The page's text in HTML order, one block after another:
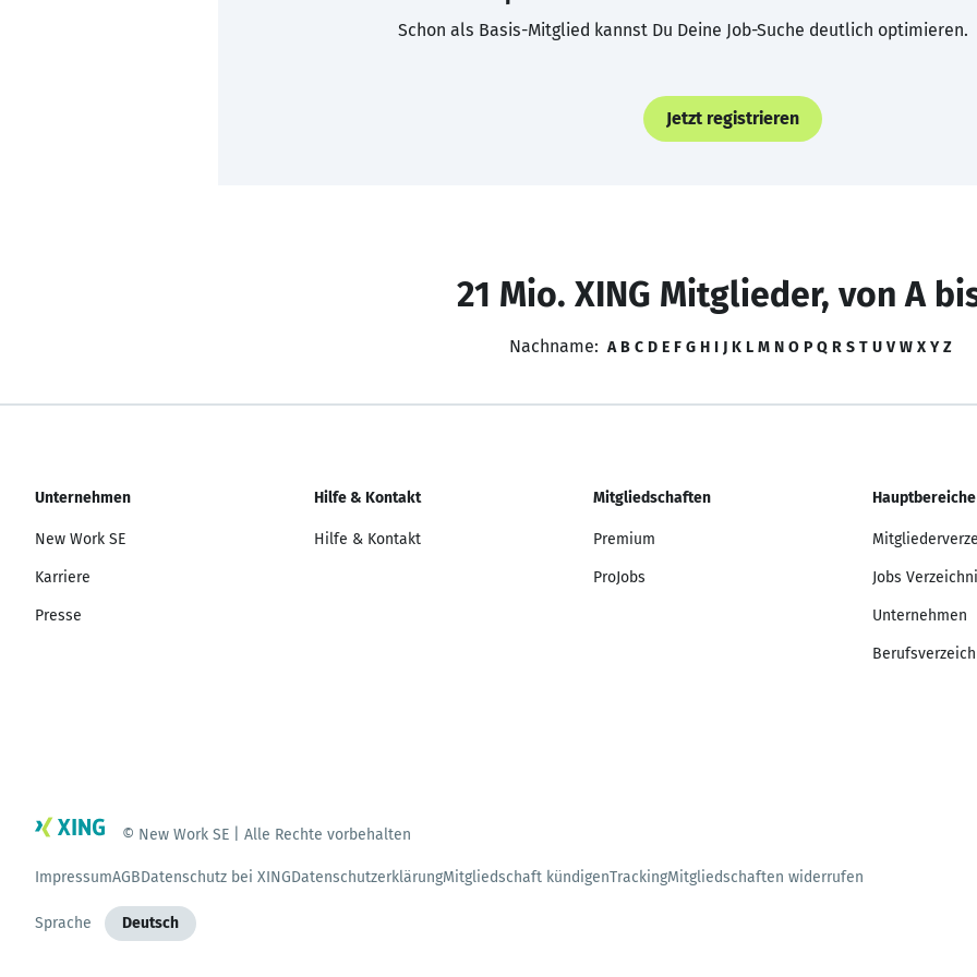
Schon als Basis-Mitglied kannst Du Deine Job-Suche deutlich optimieren.
Jetzt registrieren
21 Mio. XING Mitglieder, von A
Nachname: A B C D E F G H I J K L M N O P Q R S T U V W X Y Z
Unternehmen
New Work SE
Karriere
Presse
Hilfe & Kontakt
Hilfe & Kontakt
Mitgliedschaften
Premium
ProJobs
Hauptbereiche
Jobs
Unternehmen
© New Work SE | Alle Rechte vorbehalten
ImpressumAGBDatenschutz bei XINGDatenschutzerklärungMitgliedschaft kündigenTrackingMitgliedschaften widerrufen
Sprache Deutsch